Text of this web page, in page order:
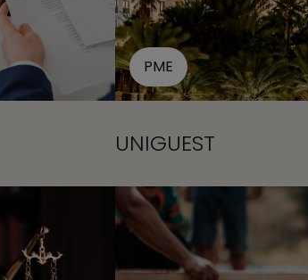
PME
UNIGUEST